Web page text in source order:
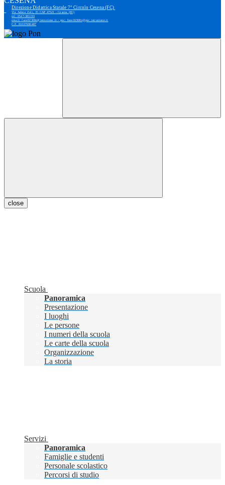
Direzione Didattica Statale 7° Circolo Cesena (FC)
Via Adone Zoli, 35 CAP 47521 - Cesena (FC)
tel: 0547-383193
email: foee02300r@istruzione.it - pec: foee02300r@pec.istruzione.it
C.F. 81007690407
close
Scuola
Panoramica
Presentazione
I luoghi
Le persone
I numeri della scuola
Le carte della scuola
Organizzazione
La storia
Servizi
Panoramica
Famiglie e studenti
Personale scolastico
Percorsi di studio